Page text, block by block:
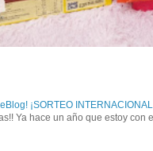
¡SORTEO
Ya hace un año que estoy